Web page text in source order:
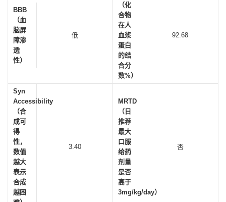
BBB
（血
脑屏
障渗
透
性）
低
（化
合物
在人
血浆
蛋白
的结
合分
数%）
92.68
Syn
Accessibility
（合
成可
得
性，
数值
越大
表示
合成
越困
3.40
MRTD
（日
推荐
最大
口服
给药
剂量
是否
高于
3mg/kg/day）
否